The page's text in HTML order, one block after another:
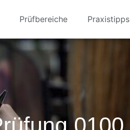
Prüfbereiche Praxistipps